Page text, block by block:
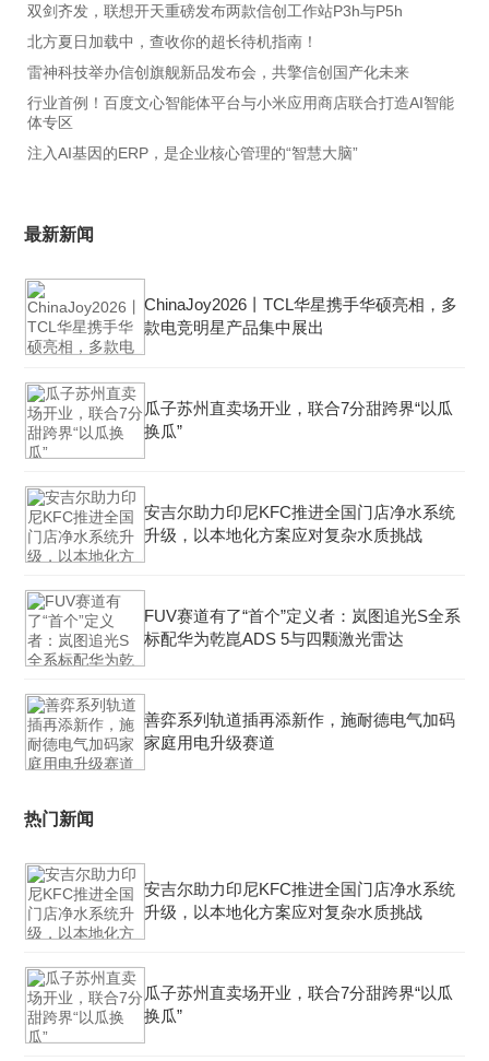
双剑齐发，联想开天重磅发布两款信创工作站P3h与P5h
北方夏日加载中，查收你的超长待机指南！
雷神科技举办信创旗舰新品发布会，共擎信创国产化未来
行业首例！百度文心智能体平台与小米应用商店联合打造AI智能
体专区
注入AI基因的ERP，是企业核心管理的“智慧大脑”
最新新闻
ChinaJoy2026丨TCL华星携手华硕亮相，多
款电竞明星产品集中展出
瓜子苏州直卖场开业，联合7分甜跨界“以瓜
换瓜”
安吉尔助力印尼KFC推进全国门店净水系统
升级，以本地化方案应对复杂水质挑战
FUV赛道有了“首个”定义者：岚图追光S全系
标配华为乾崑ADS 5与四颗激光雷达
善弈系列轨道插再添新作，施耐德电气加码
家庭用电升级赛道
热门新闻
安吉尔助力印尼KFC推进全国门店净水系统
升级，以本地化方案应对复杂水质挑战
瓜子苏州直卖场开业，联合7分甜跨界“以瓜
换瓜”